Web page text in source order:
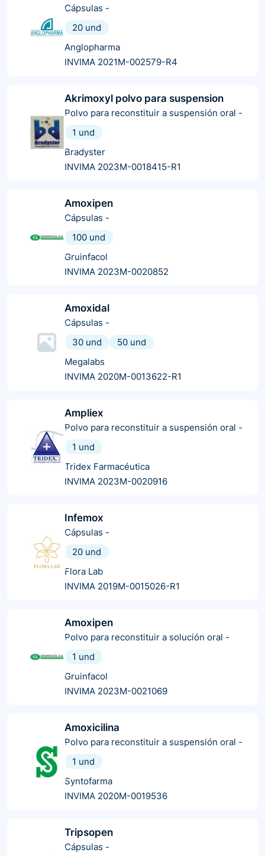
Cápsulas -
20 und
Anglopharma
INVIMA 2021M-002579-R4
Akrimoxyl polvo para suspension
Polvo para reconstituir a suspensión oral -
1 und
Bradyster
INVIMA 2023M-0018415-R1
Amoxipen
Cápsulas -
100 und
Gruinfacol
INVIMA 2023M-0020852
Amoxidal
Cápsulas -
30 und
50 und
Megalabs
INVIMA 2020M-0013622-R1
Ampliex
Polvo para reconstituir a suspensión oral -
1 und
Tridex Farmacéutica
INVIMA 2023M-0020916
Infemox
Cápsulas -
20 und
Flora Lab
INVIMA 2019M-0015026-R1
Amoxipen
Polvo para reconstituir a solución oral -
1 und
Gruinfacol
INVIMA 2023M-0021069
Amoxicilina
Polvo para reconstituir a suspensión oral -
1 und
Syntofarma
INVIMA 2020M-0019536
Tripsopen
Cápsulas -